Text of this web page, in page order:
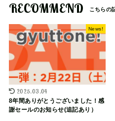
RECOMMEND
News!
2025.03.04
8年間ありがとうございました！感
謝セールのお知らせ(追記あり）